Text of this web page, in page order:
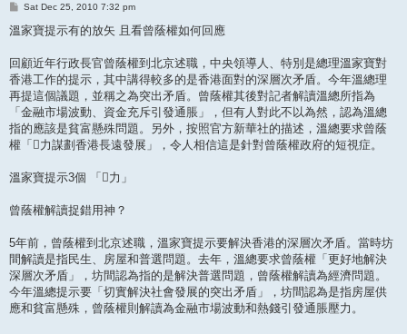
P
s
t
Sat Dec 25, 2010 7:32 pm
溫家寶提示有的放矢 且看曾蔭權如何回應
回顧近年行政長官曾蔭權到北京述職，中央領導人、特別是總理溫家寶對
香港工作的提示，其中講得較多的是香港面對的深層次矛盾。今年溫總理
再提這個議題，並稱之為突出矛盾。曾蔭權其後對記者解讀溫總所指為
「金融市場波動、資金充斥引發通脹」，但有人對此不以為然，認為溫總
指的應該是貧富懸殊問題。另外，按照官方新華社的描述，溫總要求曾蔭
權「力謀劃香港長遠發展」，令人相信這是針對曾蔭權政府的短視症。
溫家寶提示3個 「力」
曾蔭權解讀捉錯用神？
5年前，曾蔭權到北京述職，溫家寶提示要解決香港的深層次矛盾。當時坊
間解讀是指民生、房屋和普選問題。去年，溫總要求曾蔭權「更好地解決
深層次矛盾」，坊間認為指的是解決普選問題，曾蔭權解讀為經濟問題。
今年溫總提示要「切實解決社會發展的突出矛盾」，坊間認為是指房屋供
應和貧富懸殊，曾蔭權則解讀為金融市場波動和熱錢引發通脹壓力。